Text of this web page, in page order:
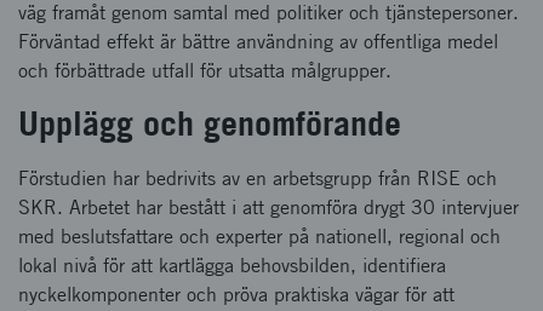
väg framåt genom samtal med politiker och tjänstepersoner.
Förväntad effekt är bättre användning av offentliga medel
och förbättrade utfall för utsatta målgrupper.
Upplägg och genomförande
Förstudien har bedrivits av en arbetsgrupp från RISE och
SKR. Arbetet har bestått i att genomföra drygt 30 intervjuer
med beslutsfattare och experter på nationell, regional och
lokal nivå för att kartlägga behovsbilden, identifiera
nyckelkomponenter och pröva praktiska vägar för att